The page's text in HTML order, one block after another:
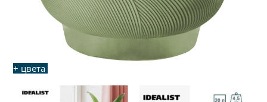
+ цвета